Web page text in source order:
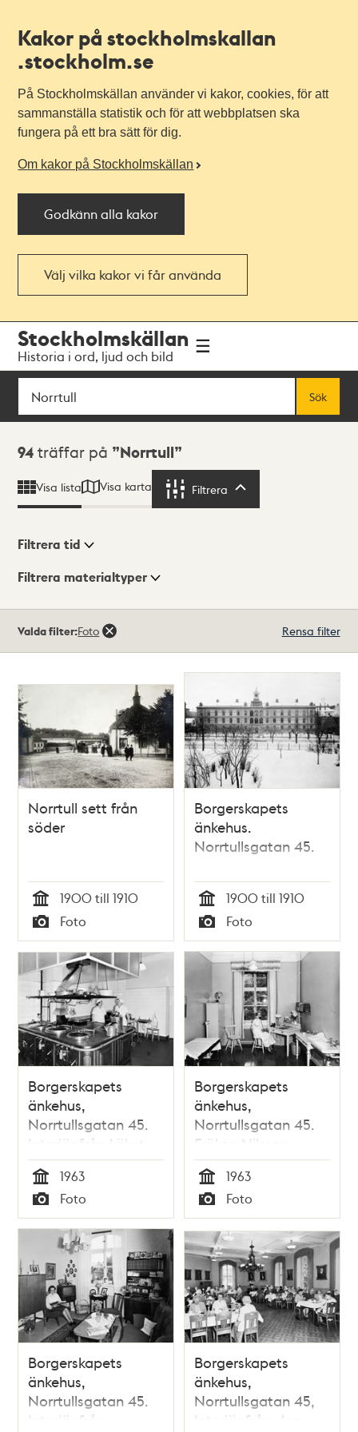
Kakor på stockholmskallan
.stockholm.se
På Stockholmskällan använder vi kakor, cookies, för att
sammanställa statistik och för att webbplatsen ska
fungera på ett bra sätt för dig.
Om kakor på Stockholmskällan
Godkänn alla kakor
Välj vilka kakor vi får använda
navigationen
huvudinnehållet
Stockholmskällan
Historia i ord, ljud och bild
Sök
Sök
Sökresultat
94 träffar på Norrtull
Visa lista Visa karta Filtrera
Visningsläge
Filtrera tid
Filtrera materialtyper
träffar
Valda filter:Foto Rensa filter
Norrtull sett från
söder
Tid
1900 till 1910
Typ
Foto
Borgerskapets
änkehus.
Norrtullsgatan 45.
Tid
1900 till 1910
Typ
Foto
Borgerskapets
änkehus,
Norrtullsgatan 45.
Interiör från köket
med fröknarna
Ikonen och
Johansson vid den
stora spisen.
Tid
1963
Typ
Foto
Borgerskapets
änkehus,
Norrtullsgatan 45.
Fröken Nilsson
pratar i telefonen
på
läkarmottagningen.
Tid
1963
Typ
Foto
Borgerskapets
änkehus,
Norrtullsgatan 45.
Interiör från
Borgerskapets
änkehus,
Norrtullsgatan 45,
Interiör från den